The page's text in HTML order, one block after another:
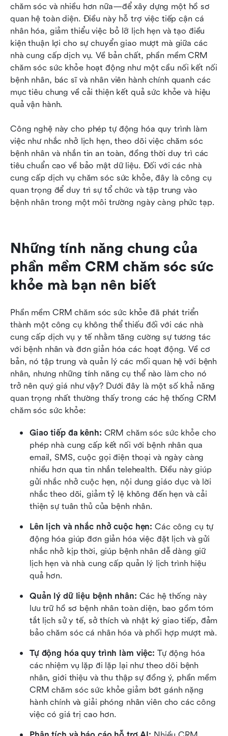
chăm sóc và nhiều hơn nữa—để xây dựng một hồ sơ
quan hệ toàn diện. Điều này hỗ trợ việc tiếp cận cá
nhân hóa, giảm thiểu việc bỏ lỡ lịch hẹn và tạo điều
kiện thuận lợi cho sự chuyển giao mượt mà giữa các
nhà cung cấp dịch vụ. Về bản chất, phần mềm CRM
chăm sóc sức khỏe hoạt động như một cầu nối kết nối
bệnh nhân, bác sĩ và nhân viên hành chính quanh các
mục tiêu chung về cải thiện kết quả sức khỏe và hiệu
quả vận hành.
Công nghệ này cho phép tự động hóa quy trình làm
việc như nhắc nhở lịch hẹn, theo dõi việc chăm sóc
bệnh nhân và nhắn tin an toàn, đồng thời duy trì các
tiêu chuẩn cao về bảo mật dữ liệu. Đối với các nhà
cung cấp dịch vụ chăm sóc sức khỏe, đây là công cụ
quan trọng để duy trì sự tổ chức và tập trung vào
bệnh nhân trong một môi trường ngày càng phức tạp.
Những tính năng chung của
phần mềm CRM chăm sóc sức
khỏe mà bạn nên biết
Phần mềm CRM chăm sóc sức khỏe đã phát triển
thành một công cụ không thể thiếu đối với các nhà
cung cấp dịch vụ y tế nhằm tăng cường sự tương tác
với bệnh nhân và đơn giản hóa các hoạt động. Về cơ
bản, nó tập trung và quản lý các mối quan hệ với bệnh
nhân, nhưng những tính năng cụ thể nào làm cho nó
trở nên quý giá như vậy? Dưới đây là một số khả năng
quan trọng nhất thường thấy trong các hệ thống CRM
chăm sóc sức khỏe:
Giao tiếp đa kênh: CRM chăm sóc sức khỏe cho
phép nhà cung cấp kết nối với bệnh nhân qua
email, SMS, cuộc gọi điện thoại và ngày càng
nhiều hơn qua tin nhắn telehealth. Điều này giúp
gửi nhắc nhở cuộc hẹn, nội dung giáo dục và lời
nhắc theo dõi, giảm tỷ lệ không đến hẹn và cải
thiện sự tuân thủ của bệnh nhân.
Lên lịch và nhắc nhở cuộc hẹn: Các công cụ tự
động hóa giúp đơn giản hóa việc đặt lịch và gửi
nhắc nhở kịp thời, giúp bệnh nhân dễ dàng giữ
lịch hẹn và nhà cung cấp quản lý lịch trình hiệu
quả hơn.
Quản lý dữ liệu bệnh nhân: Các hệ thống này
lưu trữ hồ sơ bệnh nhân toàn diện, bao gồm tóm
tắt lịch sử y tế, sở thích và nhật ký giao tiếp, đảm
bảo chăm sóc cá nhân hóa và phối hợp mượt mà.
Tự động hóa quy trình làm việc: Tự động hóa
các nhiệm vụ lặp đi lặp lại như theo dõi bệnh
nhân, giới thiệu và thu thập sự đồng ý, phần mềm
CRM chăm sóc sức khỏe giảm bớt gánh nặng
hành chính và giải phóng nhân viên cho các công
việc có giá trị cao hơn.